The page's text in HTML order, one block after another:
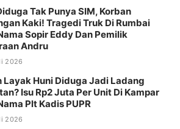
Tak Punya SIM, Korban
Kaki! Tragedi Truk Di Rumbai
Sopir Eddy Dan Pemilik
Andru
2026
Layak Huni Diduga Jadi Ladang
Isu Rp2 Juta Per Unit Di Kampar
Plt Kadis PUPR
2026